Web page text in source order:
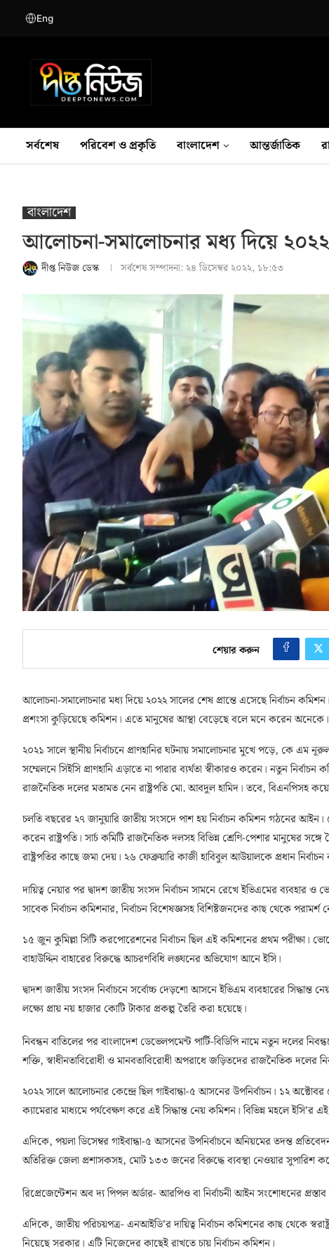
Eng
সর্বশেষ পরিবেশ ও প্রকৃতি বাংলাদেশ আন্তর্জাতিক
বাংলাদেশ
আলোচনা-সমালোচনার মধ্য দিয়ে ২০২২
দীপ্ত নিউজ ডেস্ক সর্বশেষ সম্পাদনা: ২৪ ডিসেম্বর ২০২২, ১৮:৫৩
শেয়ার করুন
আলোচনা-সমালোচনার মধ্য দিয়ে ২০২২ সালের শেষ প্রান্তে এসেছে নির্বাচন
প্রশংসা কুড়িয়েছে কমিশন। এতে মানুষের আস্থা বেড়েছে বলে মনে করেন অনেকে।
২০২১ সালে স্থানীয় নির্বাচনে প্রাণহানির ঘটনায় সমালোচনার মুখে পড়ে, কে এম
সম্মেলনে সিইসি প্রাণহানি এড়াতে না পারার ব্যর্থতা স্বীকারও করেন। নতুন
রাজনৈতিক দলের মতামত নেন রাষ্ট্রপতি মো. আবদুল হামিদ। তবে, বিএনপিসহ
চলতি বছরের ২৭ জানুয়ারি জাতীয় সংসদে পাশ হয় নির্বাচন কমিশন গঠনের আইন।
করেন রাষ্ট্রপতি। সার্চ কমিটি রাজনৈতিক দলসহ বিভিন্ন শ্রেণি-পেশার মানুষের
রাষ্ট্রপতির কাছে জমা দেয়। ২৬ ফেব্রুয়ারি কাজী হাবিবুল আউয়ালকে প্রধান
দায়িত্ব নেয়ার পর দ্বাদশ জাতীয় সংসদ নির্বাচন সামনে রেখে ইভিএমের
সাবেক নির্বাচন কমিশনার, নির্বাচন বিশেষজ্ঞসহ বিশিষ্টজনদের কাছ থেকে পরামর্শ
১৫ জুন কুমিল্লা সিটি করপোরেশনের নির্বাচন ছিল এই কমিশনের প্রথম
বাহাউদ্দিন বাহারের বিরুদ্ধে আচরণবিধি লঙ্ঘনের অভিযোগ আনে ইসি।
দ্বাদশ জাতীয় সংসদ নির্বাচনে সর্বোচ্চ দেড়শো আসনে ইভিএম ব্যবহারের
লক্ষ্যে প্রায় নয় হাজার কোটি টাকার প্রকল্প তৈরি করা হয়েছে।
নিবন্ধন বাতিলের পর বাংলাদেশ ডেভেলপমেন্ট পার্টি-বিডিপি নামে নতুন দলের
শক্তি, স্বাধীনতাবিরোধী ও মানবতাবিরোধী অপরাধে জড়িতদের রাজনৈতিক দলের
২০২২ সালে আলোচনার কেন্দ্রে ছিল গাইবান্ধা-৫ আসনের উপনির্বাচন। ১২
ক্যামেরার মাধ্যমে পর্যবেক্ষণ করে এই সিদ্ধান্ত নেয় কমিশন। বিভিন্ন মহলে ইসি’র এই
এদিকে, পয়লা ডিসেম্বর গাইবান্ধা-৫ আসনের উপনির্বাচনে অনিয়মের তদন্ত
অতিরিক্ত জেলা প্রশাসকসহ, মোট ১৩৩ জনের বিরুদ্ধে ব্যবস্থা নেওয়ার সুপারিশ
রিপ্রেজেন্টেশন অব দ্য পিপল অর্ডার- আরপিও বা নির্বাচনী আইন সংশোধনের
এদিকে, জাতীয় পরিচয়পত্র- এনআইডি’র দায়িত্ব নির্বাচন কমিশনের কাছ থেকে
নিয়েছে সরকার। এটি নিজেদের কাছেই রাখতে চায় নির্বাচন কমিশন।